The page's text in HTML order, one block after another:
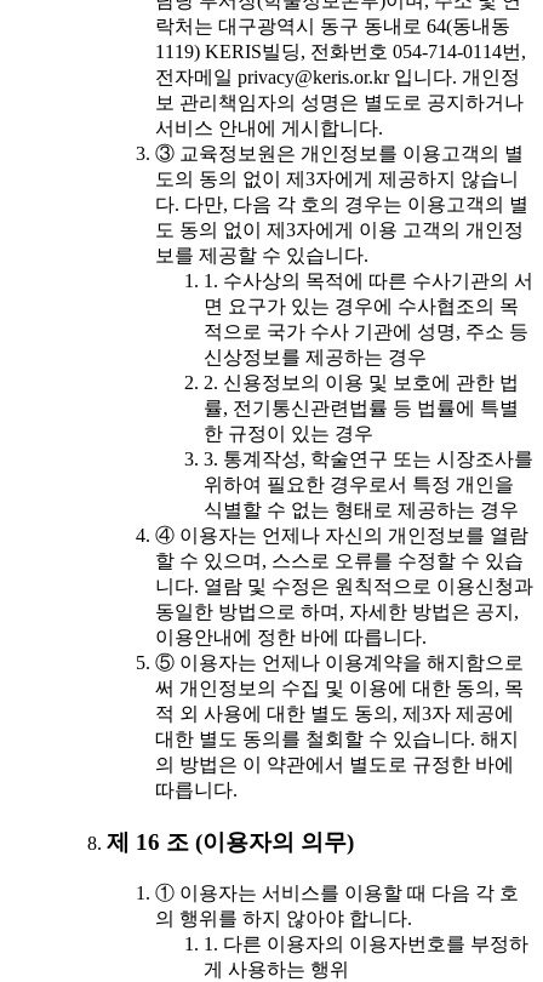
락처는 대구광역시 동구 동내로 64(동내동
1119) KERIS빌딩, 전화번호 054-714-0114번,
전자메일 privacy@keris.or.kr 입니다. 개인정
보 관리책임자의 성명은 별도로 공지하거나
서비스 안내에 게시합니다.
③ 교육정보원은 개인정보를 이용고객의 별
도의 동의 없이 제3자에게 제공하지 않습니
다. 다만, 다음 각 호의 경우는 이용고객의 별
도 동의 없이 제3자에게 이용 고객의 개인정
보를 제공할 수 있습니다.
1. 수사상의 목적에 따른 수사기관의 서
면 요구가 있는 경우에 수사협조의 목
적으로 국가 수사 기관에 성명, 주소 등
신상정보를 제공하는 경우
2. 신용정보의 이용 및 보호에 관한 법
률, 전기통신관련법률 등 법률에 특별
한 규정이 있는 경우
3. 통계작성, 학술연구 또는 시장조사를
위하여 필요한 경우로서 특정 개인을
식별할 수 없는 형태로 제공하는 경우
④ 이용자는 언제나 자신의 개인정보를 열람
할 수 있으며, 스스로 오류를 수정할 수 있습
니다. 열람 및 수정은 원칙적으로 이용신청과
동일한 방법으로 하며, 자세한 방법은 공지,
이용안내에 정한 바에 따릅니다.
⑤ 이용자는 언제나 이용계약을 해지함으로
써 개인정보의 수집 및 이용에 대한 동의, 목
적 외 사용에 대한 별도 동의, 제3자 제공에
대한 별도 동의를 철회할 수 있습니다. 해지
의 방법은 이 약관에서 별도로 규정한 바에
따릅니다.
제 16 조 (이용자의 의무)
① 이용자는 서비스를 이용할 때 다음 각 호
의 행위를 하지 않아야 합니다.
1. 다른 이용자의 이용자번호를 부정하
게 사용하는 행위